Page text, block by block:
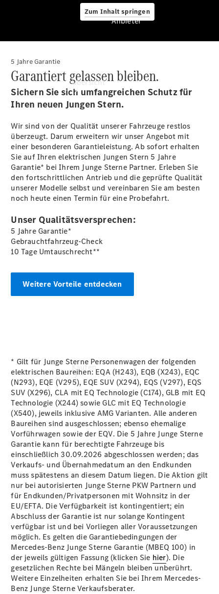
Zum Inhalt springen
Übersicht
Startseite
Ansprechpartner
finden
Beratung
vereinbaren
vereinbaren
buchen
Tel: +49 471
Kaufen
Übersicht
Gebrauchtwagensuche
Junge
Sterne
Junge
Sterne -
elektrisch
Mercedes-
Benz
Online
Store
Anbieter
5 Jahre Garantie
Garantiert gelassen bleiben.
Sichern Sie sich umfangreichen Schutz für
Ihren neuen Jungen Stern.
Wir sind von der Qualität unserer Fahrzeuge restlos
überzeugt. Darum erweitern wir unser Angebot mit
einer besonderen Garantieleistung. Ab sofort erhalten
Sie auf Ihren elektrischen Jungen Stern 5 Jahre
Garantie* bei Ihrem Junge Sterne Partner. Erleben Sie
den fortschrittlichen Antrieb und die geprüfte Qualität
unserer Modelle selbst und vereinbaren Sie am besten
noch heute einen Termin für eine Probefahrt.
Unser Qualitätsversprechen:
5 Jahre Garantie*
Gebrauchtfahrzeug-Check
10 Tage Umtauschrecht**
Weitere Vorteile entdecken
* Gilt für Junge Sterne Personenwagen der folgenden
elektrischen Baureihen: EQA (H243), EQB (X243), EQC
(N293), EQE (V295), EQE SUV (X294), EQS (V297), EQS
SUV (X296), CLA mit EQ Technologie (C174), GLB mit EQ
Technologie (X244) sowie GLC mit EQ Technologie
(X540), jeweils inklusive AMG Varianten. Alle anderen
Baureihen sind ausgeschlossen; ebenso ehemalige
Vorführwagen sowie der EQV. Die 5 Jahre Junge Sterne
Garantie kann für berechtigte Fahrzeuge bis
einschließlich 30.09.2026 abgeschlossen werden; das
Verkaufs- und Übernahmedatum an den Endkunden
muss spätestens an diesem Datum liegen. Die Aktion gilt
nur bei autorisierten Junge Sterne PKW Partnern und
für Endkunden/Privatpersonen mit Wohnsitz in der
EU/EFTA. Die Verfügbarkeit ist kontingentiert; ein
Abschluss der Garantie ist nur solange Kontingent
verfügbar ist und bei Vorliegen aller Voraussetzungen
möglich. Es gelten die Garantiebedingungen der
Mercedes-Benz Junge Sterne Garantie (MBEQ 100) in
der jeweils gültigen Fassung (klicken Sie hier). Die
gesetzlichen Rechte bei Mängeln bleiben unberührt.
Weitere Einzelheiten erhalten Sie bei Ihrem Mercedes-
Benz Junge Sterne Verkaufsberater.